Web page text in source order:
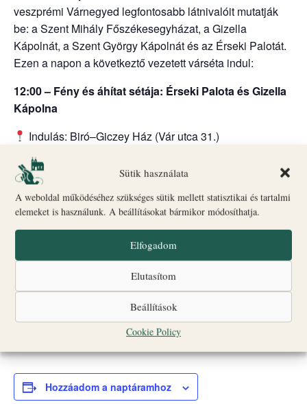
Sütik használata
A weboldal működéséhez szükséges sütik mellett statisztikai és tartalmi
elemeket is használunk. A beállításokat bármikor módosíthatja.
Elfogadom
Elutasítom
Beállítások
Cookie Policy
veszprémi Várnegyed legfontosabb látnivalóit mutatják
be: a Szent Mihály Főszékesegyházat, a Gizella
Kápolnát, a Szent György Kápolnát és az Érseki Palotát.
Ezen a napon a következtő vezetett várséta indul:
12:00 – Fény és áhítat sétája: Érseki Palota és Gizella
Kápolna
Indulás: Biró–Giczey Ház (Vár utca 31.)
Jegyvásárlás
Csoportlétszám: legfeljebb 25 fő
A programok egyes időpontokban liturgikus események
vagy egyéb rendezvények miatt változhatnak.
Nagyobb létszámú vagy idegen nyelvű csoportok
számára a részvétel előzetes bejelentkezéshez kötött;
jelentkezni az alábbi elérhetőségek egyikén lehet.
✉turizmus@veszpremiersekseg.hu
Hozzáadom a naptáramhoz